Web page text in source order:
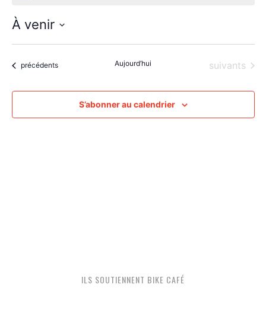
À venir
date.Évènements
précédents Aujourd’hui Évènements
suivants
S’abonner au calendrier